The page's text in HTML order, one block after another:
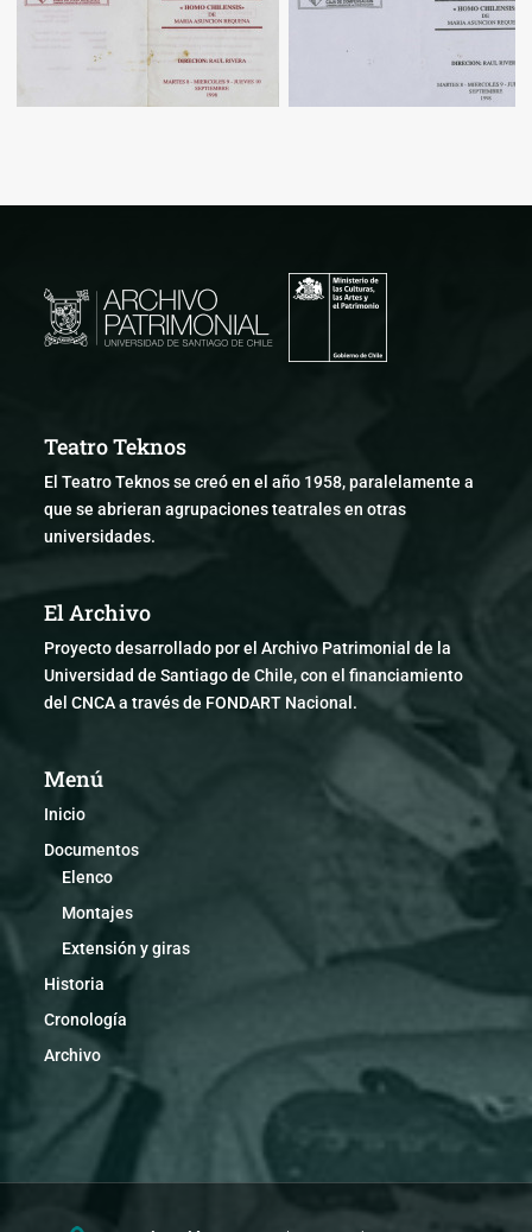
Teatro Teknos
El Teatro Teknos se creó en el año 1958, paralelamente a
que se abrieran agrupaciones teatrales en otras
universidades.
El Archivo
Proyecto desarrollado por el Archivo Patrimonial de la
Universidad de Santiago de Chile, con el financiamiento
del CNCA a través de FONDART Nacional.
Menú
Inicio
Documentos
Elenco
Montajes
Extensión y giras
Historia
Cronología
Archivo